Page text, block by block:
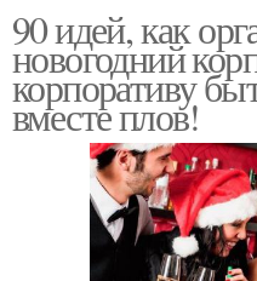
90 идей, как
новогодний
корпоративу
вместе плов!